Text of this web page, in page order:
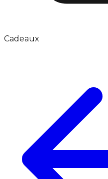
Cadeaux